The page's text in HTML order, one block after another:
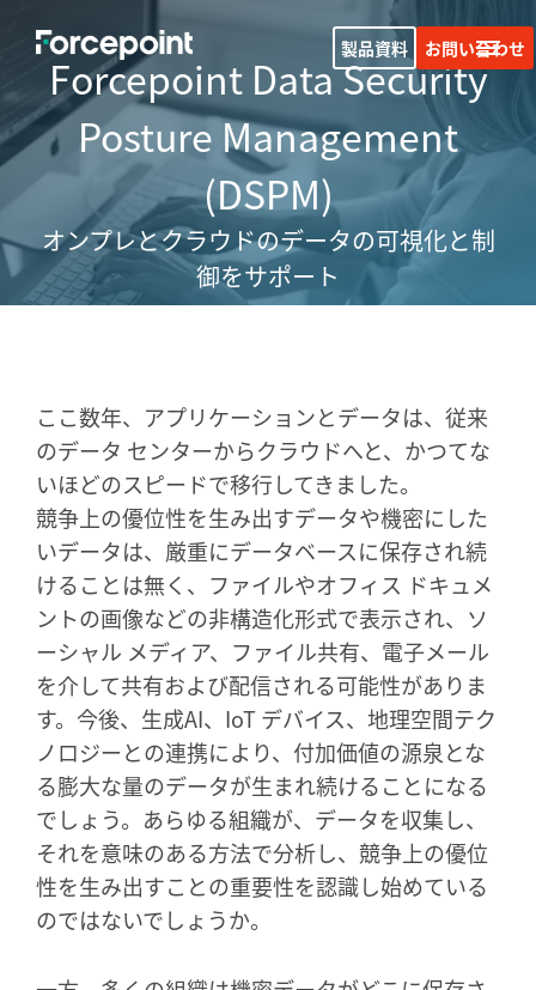
製品資料 お問い合わせ
Forcepoint Data Security
Posture Management
(DSPM)
オンプレとクラウドのデータの可視化と制
御をサポート
ここ数年、アプリケーションとデータは、従来
のデータ センターからクラウドへと、かつてな
いほどのスピードで移行してきました。
競争上の優位性を生み出すデータや機密にした
いデータは、厳重にデータベースに保存され続
けることは無く、ファイルやオフィス ドキュメ
ントの画像などの非構造化形式で表示され、ソ
ーシャル メディア、ファイル共有、電子メール
を介して共有および配信される可能性がありま
す。今後、生成AI、IoT デバイス、地理空間テク
ノロジーとの連携により、付加価値の源泉とな
る膨大な量のデータが生まれ続けることになる
でしょう。あらゆる組織が、データを収集し、
それを意味のある方法で分析し、競争上の優位
性を生み出すことの重要性を認識し始めている
のではないでしょうか。